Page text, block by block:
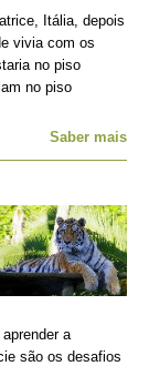
Itália, depois
vivia com os
no piso
no piso
Saber mais
a
são os desafios